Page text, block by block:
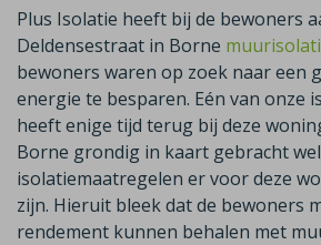
Plus Isolatie heeft bij de bewoners
Deldensestraat in Borne
bewoners waren op zoek naar een
energie te besparen. Eén van onze
heeft enige tijd terug bij deze
Borne grondig in kaart gebracht
isolatiemaatregelen er voor deze
zijn. Hieruit bleek dat de bewoners
rendement kunnen behalen met